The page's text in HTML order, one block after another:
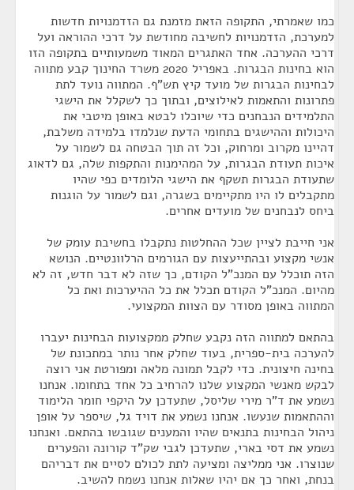
כמו שאמרתי, התקופה הזאת מזמנת גם הזדמנויות חדשות
למערכת, הזדמנויות לחשיבה מחודשת על דרכי ההוראה ועל
דרכי ההערכה. אחד האתגרים המאוד משמעותיים בתקופה הזו
הוא בחינות הבגרות. באפריל 2020 משרד החינוך קבע מתווה
לבחינות הבגרות של מועד קיץ תש"ף. המתווה נועד לתת
פתרונות והתאמות לאילוצים, ובתוך כך לשקלל את הישגי
התלמידים הנבחנים כדי שיוכלו לבטא באופן מיטבי את
היכולות וההישגים בתחומי הדעת שנלמדו בלמידה משלבת,
דהיינו מקרוב ומרחוק, וכל זה תוך הבטחה גם לשמור על
איכות תעודת הבגרות, על המהימנות והתקפות שלה, גם לדאוג
שתעודת הבגרות תשקף את הישגי הלומדים כפי שהיו
מתקבלים לו היו מתקיימים בשגרה, וגם לשמור על הוגנות
ביחס לנבחנים של מועדים אחרים.
אני חייבת לציין שכל ההחלטות נתקבלו בחשיבת עומק של
אנשי מקצוע ובהתייעצות עם הגורמים הרלוונטיים. הנושא
הזה תוכלל עם המנכ"ל הקודם, כך שזה לא דבר חדש, זה לא
מהיום. המנכ"ל הקודם תכלל את כל ההיערכות ואת כל
המתווה באופן מסודר עם הצוות המקצועי.
בהתאם למתווה הזה נקבע שחלק ממקצועות הבחינות יעברו
להערכה בית-ספרית, בעוד שחלק אחר נותר במתכונת של
בחינה חיצונית. כדי לקבל תמונה מלאה ומפורטת אני רוצה
לבקש מאנשי המקצוע שלנו להרחיב כל אחד בתחומו. אנחנו
נשמע את ד"ר מירי שליסל, שתעדכן על היקפי חומר הלימוד
וההתאמות שנעשו. אנחנו נשמע את דויד גל, שיספר על אופן
ניהול הבחינות בתנאים שהיו והמענים שגובשו בהתאם. ואנחנו
נשמע את דסי בארי, שתעדכן לגבי שק"ד קורונה והפערים
שנוצרו. אני ממליצה ומציעה לתת לכולם לסיים את דבריהם
בנחת, ואחר כך אם יהיו שאלות אנחנו נשמח להשיב.